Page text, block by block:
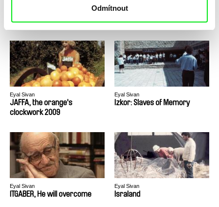
Odmítnout
Israel's Custody
Jerusalem Moments - Bus
Eyal Sivan
JAFFA, the orange's
clockwork 2009
Eyal Sivan
Izkor: Slaves of Memory
Eyal Sivan
ITGABER, He will overcome
Eyal Sivan
Israland